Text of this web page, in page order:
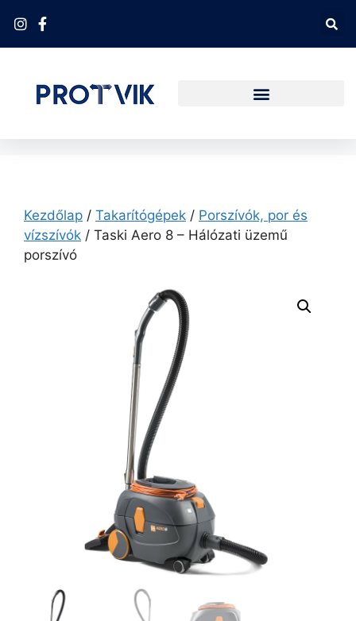
Kezdőlap / Takarítógépek / Porszívók, por és
vízszívók / Taski Aero 8 – Hálózati üzemű
porszívó